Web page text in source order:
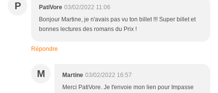
P PatiVore 03/02/2022 11:06
Bonjour Martine, je n'avais pas vu ton billet !!! Super billet et
bonnes lectures des romans du Prix !
Répondre
M Martine 03/02/2022 16:57
Merci PatiVore. Je t'envoie mon lien pour Impasse